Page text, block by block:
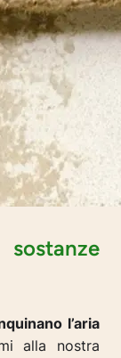
l’aria
alla nostra